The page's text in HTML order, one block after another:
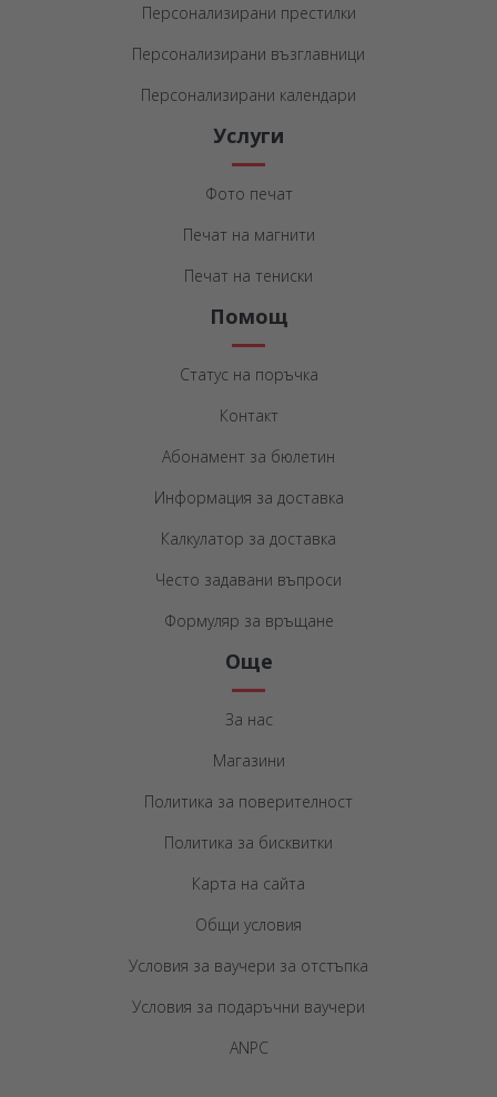
Персонализирани престилки
Персонализирани възглавници
Персонализирани календари
Услуги
Фото печат
Печат на магнити
Печат на тениски
Помощ
Статус на поръчка
Контакт
Абонамент за бюлетин
Информация за доставка
Калкулатор за доставка
Често задавани въпроси
Формуляр за връщане
Още
За нас
Магазини
Политика за поверителност
Политика за бисквитки
Карта на сайта
Общи условия
Условия за ваучери за отстъпка
Условия за подаръчни ваучери
ANPC